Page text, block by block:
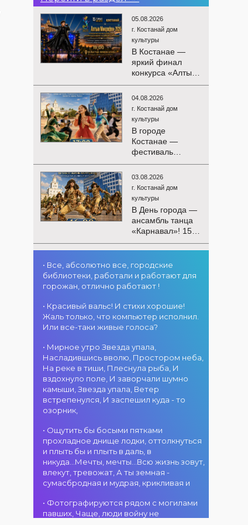
05.08.2026
г. Костанай дом
культуры
В Костанае —
яркий финал
конкурса «Алтын
Микрофон-2026»!
15 августа
состоятся
церемония
награждения
победителей и
гала-концерт
Международного
конкурса
вокалистов! Вас
ждут яркие
выступления
лучших
исполнителей,
незабываемые
эмоции и особая
праздничная
атмосфера!
04.08.2026
г. Костанай дом
культуры
В городе
Костанае —
фестиваль
детского
творчества
«Алтын дән»! 15
августа на
площади
областного
акимата
состоится
фестиваль
участием детских
творческих
коллективов
бала»! Вас ждут
яркие
выступления
прекрасные
песни,
зажигательные
танцы и
праздничное
настроение!
03.08.2026
г. Костанай дом
культуры
В День города —
ансамбль танца
«Карнавал»! 15
августа на
площади
областного
акимата
состоится
программа
ансамбля танца
«Карнавал»!
ансамбля —
Шамиль
Фахрутдинов. Вас
ждут зрелищные
хореографические
постановки, яркие
ритмы и
праздничное
настроение!
г. Костанай дом
культуры
В День города —
«MOVE &
DANCE»! 14
августа на
областного
акимата
состоится
праздничная DJ-
программа! Вас
ждут
зажигательные
ритмы, мощная
г. Костанай дом
культуры
Костанай
завоевал Гран-
при
культуры
#REPOST
@kstnews.kz - Во
летия со дня
основания
Костанайской
области подвели
г. Костанай дом
культуры
• Все, абсолютно все, городские
библиотеки, работали и работают для
горожан, отлично работают !
• Красивый вальс! И стихи хорошие!
Жаль только, что компьютер исполнил.
Или все-таки живые голоса?
• Мирное утро Звезда упала,
Насладившись вволю, Простором неба,
На реке в тиши, Плеснула рыба, И
вздохнуло поле, И заворчали шумно
камыши, Звезда упала, Ветер
встрепенулся, И заспешил куда - то
озорник,
• Ощутить бы босыми пятками
прохладное днище лодки, оттолкнуться
и плыть бы и плыть в даль, в
никуда...Мечты, мечты...Всю жизнь зовут,
влекут, тревожат, А ты земная -
сумасбродная и мудрая, крикливая и
• Фотографируются рядом с могилами
павших, Чаще, люди войну не